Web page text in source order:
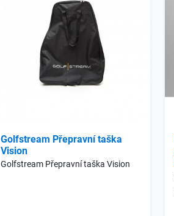
Golfstream Přepravní taška
Vision
Golfstream Přepravní taška Vision